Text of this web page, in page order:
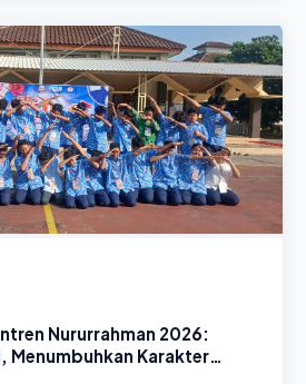
Nururrahman 2026:
Menumbuhkan Karakter